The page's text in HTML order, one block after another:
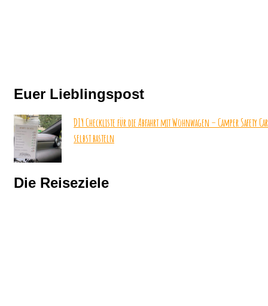
Euer Lieblingspost
DIY Checkliste für die Abfahrt mit Wohnwagen – Camper Safety
selbst basteln
Die Reiseziele